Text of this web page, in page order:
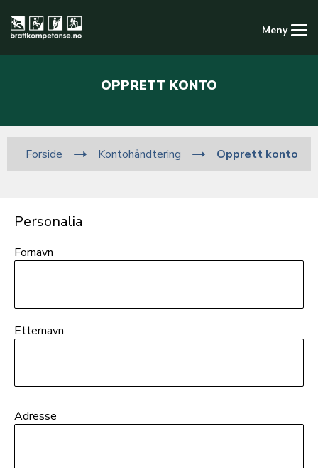
Meny
Kompetansedatabasen
Registrer ny konto
OPPRETT KONTO
Forside Kontohåndtering Opprett konto
Personalia
Fornavn
Etternavn
Adresse